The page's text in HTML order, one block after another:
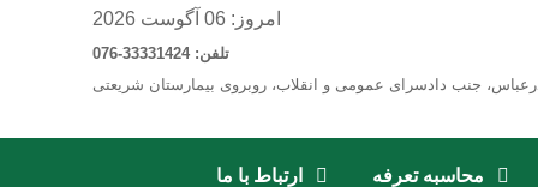
امروز: 06 آگوست 2026
تلفن: 33331424-076
جنب دادسرای عمومی و انقلاب، روبروی بیمارستان شریعتی
محاسبه تعرفه ارتباط با ما